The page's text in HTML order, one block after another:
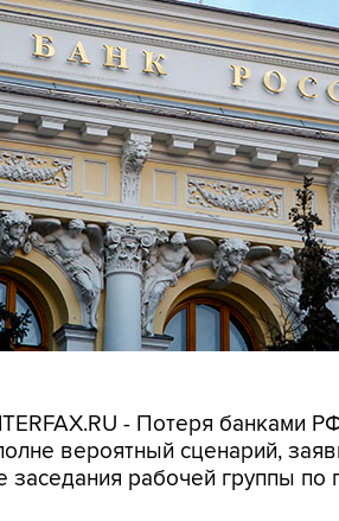
- Потеря банками
вероятный сценарий,
заседания рабочей группы по